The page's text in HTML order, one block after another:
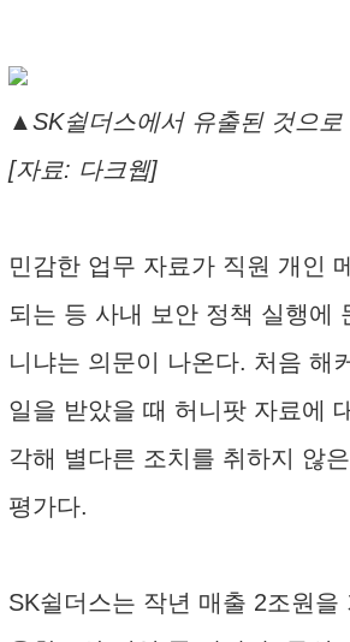
▲SK쉴더스에서 유출된 것으로
[자료: 다크웹]
민감한 업무 자료가 직원 개인
되는 등 사내 보안 정책 실행에
니냐는 의문이 나온다. 처음 해
일을 받았을 때 허니팟 자료에
각해 별다른 조치를 취하지 않
평가다.
SK쉴더스는 작년 매출 2조원을